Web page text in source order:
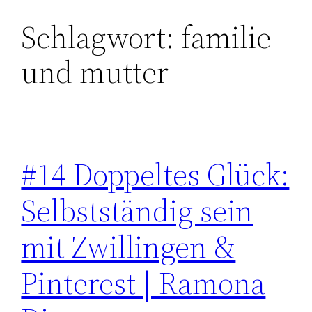
Zum
Inhalt
springen
Schlagwort: familie
und mutter
#14 Doppeltes Glück:
Selbstständig sein
mit Zwillingen &
Pinterest | Ramona